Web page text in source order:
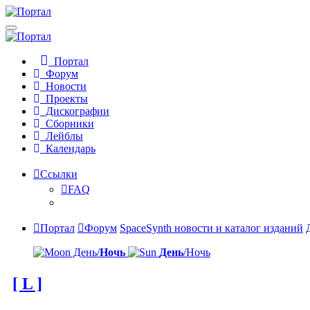
Портал
Форум
Новости
Проекты
Дискографии
Сборники
Лейблы
Календарь
Ссылки
FAQ
Портал Форум SpaceSynth новости и каталог изданий
День/Ночь День/Ночь
[ L ]